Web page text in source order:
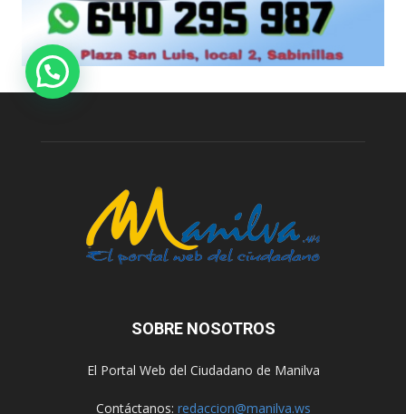
SOBRE NOSOTROS
El Portal Web del Ciudadano de Manilva
Contáctanos: redaccion@manilva.ws